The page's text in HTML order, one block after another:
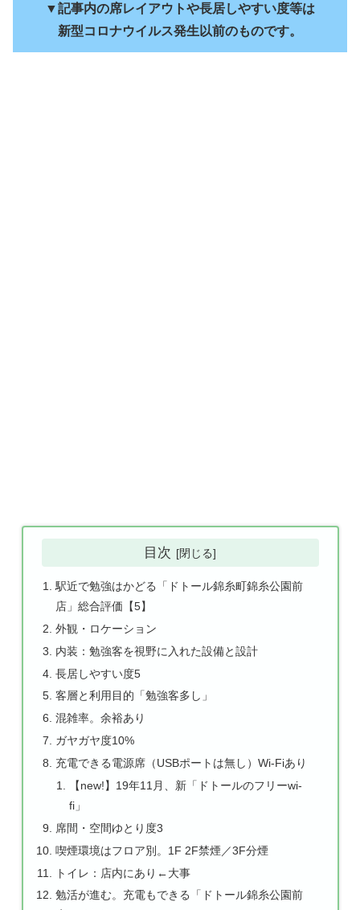
▼記事内の席レイアウトや長居しやすい度等は
新型コロナウイルス発生以前のものです。
目次
駅近で勉強はかどる「ドトール錦糸町錦糸公園前
店」総合評価【5】
外観・ロケーション
内装：勉強客を視野に入れた設備と設計
長居しやすい度5
客層と利用目的「勉強客多し」
混雑率。余裕あり
ガヤガヤ度10%
充電できる電源席（USBポートは無し）Wi-Fiあり
【new!】19年11月、新「ドトールのフリーwi-
fi」
席間・空間ゆとり度3
喫煙環境はフロア別。1F 2F禁煙／3F分煙
トイレ：店内にあり←大事
勉活が進む。充電もできる「ドトール錦糸公園前